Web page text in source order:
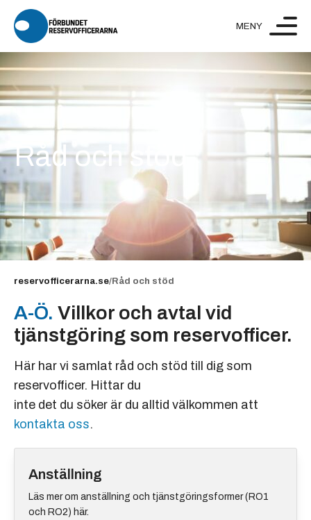
Hoppa till innehåll
Råd och stöd
reservofficerarna.se/Råd och stöd
A-Ö. Villkor och avtal vid
tjänstgöring som reservofficer.
Här har vi samlat råd och stöd till dig som
reservofficer. Hittar du
inte det du söker är du alltid välkommen att
kontakta oss.
Anställning
Läs mer om anställning och tjänstgöringsformer (RO1
och RO2) här.